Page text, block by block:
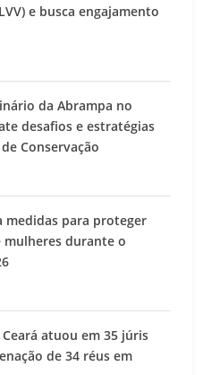
e busca engajamento
da Abrampa no
desafios e estratégias
Conservação
medidas para proteger
mulheres durante o
atuou em 35 júris
de 34 réus em